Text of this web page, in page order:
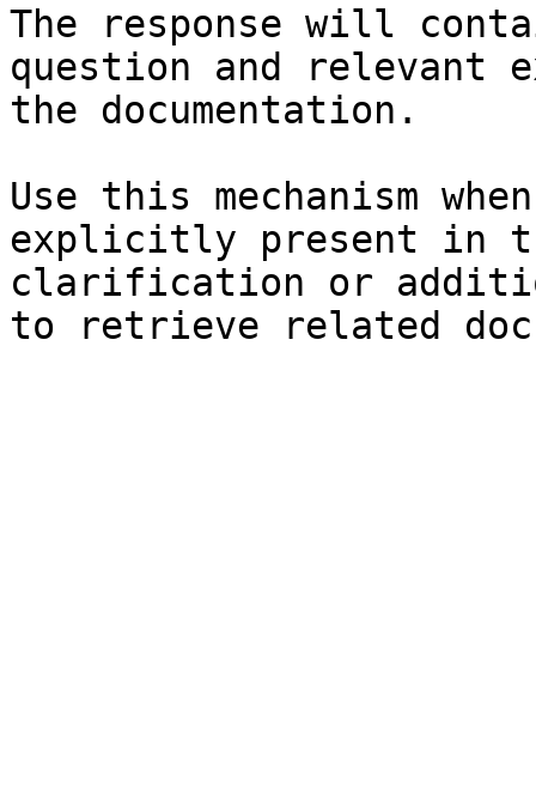
The response will
question and relevant
the documentation.
Use this mechanism
explicitly present in
clarification or